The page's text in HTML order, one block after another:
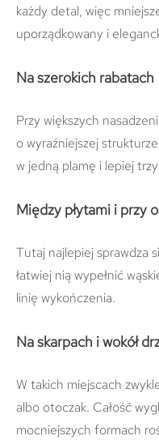
każdy detal, więc
uporządkowany i
Na szerokich rabatach
Przy większych
o wyraźniejszej
w jedną plamę i lepiej
Między płytami i przy
Tutaj najlepiej sprawdza
łatwiej nią wypełnić
linię wykończenia.
Na skarpach i wokół
W takich miejscach
albo otoczak. Całość
mocniejszych formach